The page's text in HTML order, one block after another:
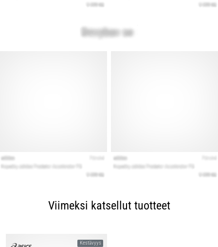
Viimeksi katsellut tuotteet
Kestävyys